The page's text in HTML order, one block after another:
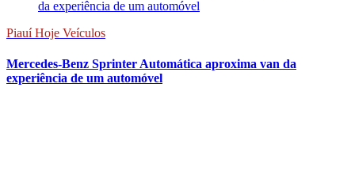
Piauí Hoje Veículos
Mercedes-Benz Sprinter Automática aproxima van da
experiência de um automóvel